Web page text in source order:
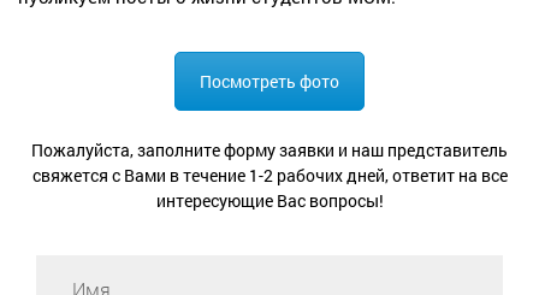
Посмотреть фото
Пожалуйста, заполните форму заявки и наш представитель
свяжется с Вами в течение 1-2 рабочих дней, ответит на все
интересующие Вас вопросы!